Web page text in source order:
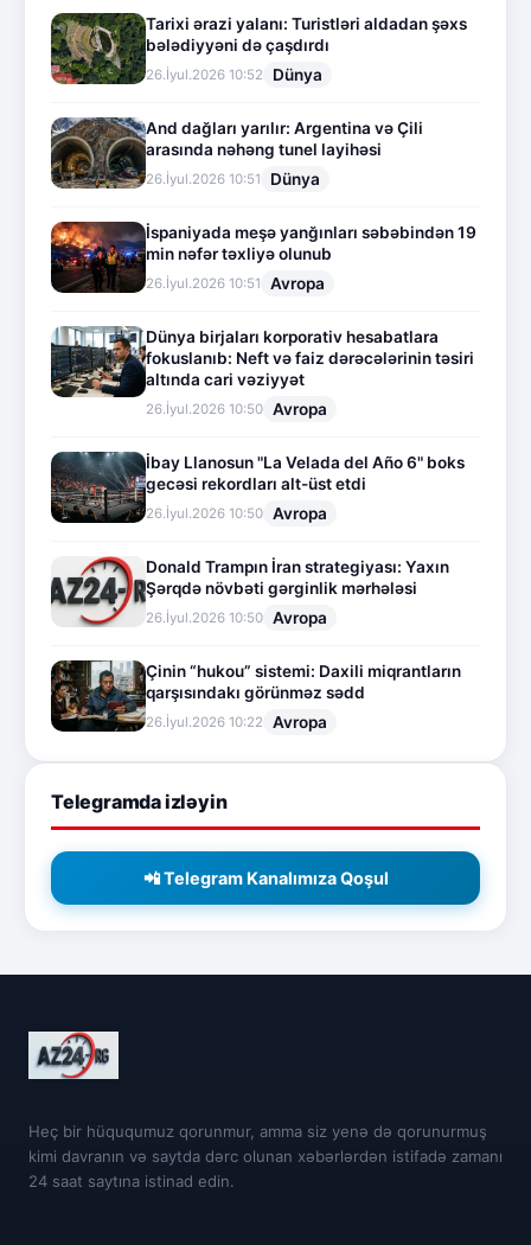
Tarixi ərazi yalanı: Turistləri aldadan şəxs
bələdiyyəni də çaşdırdı
26.İyul.2026 10:52 Dünya
And dağları yarılır: Argentina və Çili
arasında nəhəng tunel layihəsi
26.İyul.2026 10:51 Dünya
İspaniyada meşə yanğınları səbəbindən 19
min nəfər təxliyə olunub
26.İyul.2026 10:51 Avropa
Dünya birjaları korporativ hesabatlara
fokuslanıb: Neft və faiz dərəcələrinin təsiri
altında cari vəziyyət
26.İyul.2026 10:50 Avropa
İbay Llanosun "La Velada del Año 6" boks
gecəsi rekordları alt-üst etdi
26.İyul.2026 10:50 Avropa
Donald Trampın İran strategiyası: Yaxın
Şərqdə növbəti gərginlik mərhələsi
26.İyul.2026 10:50 Avropa
Çinin “hukou” sistemi: Daxili miqrantların
qarşısındakı görünməz sədd
26.İyul.2026 10:22 Avropa
Telegramda izləyin
📲 Telegram Kanalımıza Qoşul
Heç bir hüququmuz qorunmur, amma siz yenə də qorunurmuş
kimi davranın və saytda dərc olunan xəbərlərdən istifadə zamanı
24 saat saytına istinad edin.